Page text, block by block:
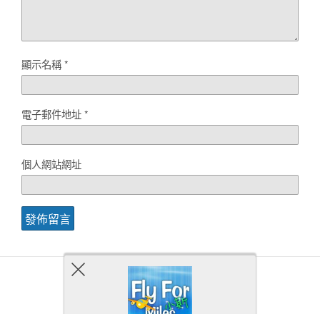
顯示名稱*
電子郵件地址*
個人網站網址
Back to top